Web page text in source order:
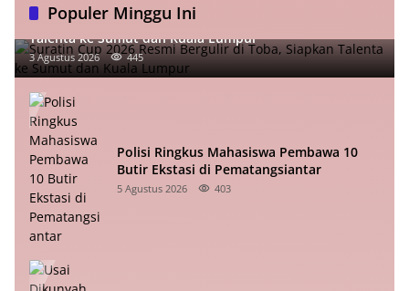
Populer Minggu Ini
Suratin Cup 2026 Resmi Bergulir di Toba, Siapkan
Talenta ke Sumut dan Kuala Lumpur
3 Agustus 2026 445
Polisi Ringkus Mahasiswa Pembawa 10
Butir Ekstasi di Pematangsiantar
5 Agustus 2026 403